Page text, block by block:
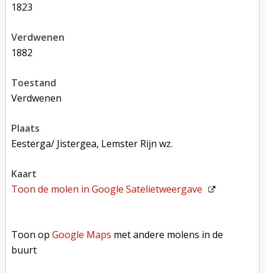
1823
verdwenen
1882
toestand
verdwenen
plaats
Eesterga/ Jistergea, Lemster Rijn wz.
kaart
Toon de molen inGoogle Satelietweergave
Toon opGoogle Maps met andere molens in de
buurt